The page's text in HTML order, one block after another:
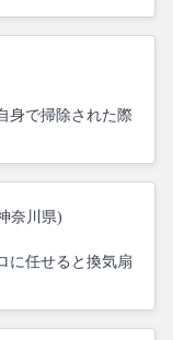
身で掃除された際
奈川県)
に任せると換気扇